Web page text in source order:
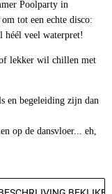
Poolparty in
tot een echte disco:
héél veel waterpret!
lekker wil chillen met
en begeleiding zijn dan
op de dansvloer... eh,